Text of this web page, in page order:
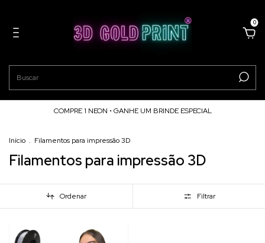
0
COMPRE 1 NEON • GANHE UM BRINDE ESPECIAL
Início . Filamentos para impressão 3D
Filamentos para impressão 3D
Ordenar Filtrar